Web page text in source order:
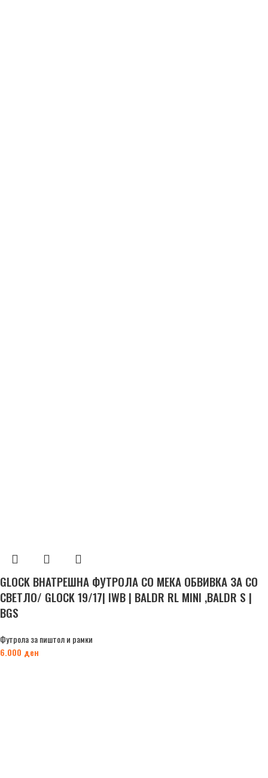
GLOCK ВНАТРЕШНА ФУТРОЛА СО МЕКА ОБВИВКА ЗА СО
СВЕТЛО/ GLOCK 19/17| IWB | BALDR RL MINI ,BALDR S |
BGS
Футрола за пиштол и рамки
6.000 ден